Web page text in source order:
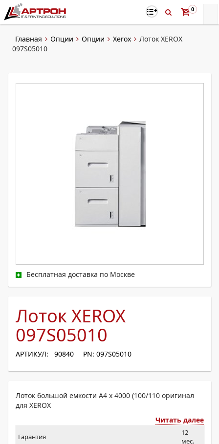
0
Главная Опции Опции Xerox
Лоток XEROX
097S05010
Бесплатная доставка по Москве
Лоток XEROX
097S05010
АРТИКУЛ: 90840 PN: 097S05010
Лоток большой емкости А4 х 4000 (100/110 оригинал
для XEROX
Читать далее
Гарантия
12
мес.